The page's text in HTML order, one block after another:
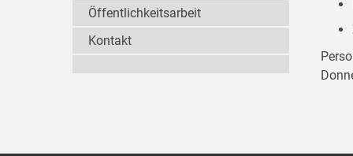
Öffentlichkeitsarbeit
Kontakt